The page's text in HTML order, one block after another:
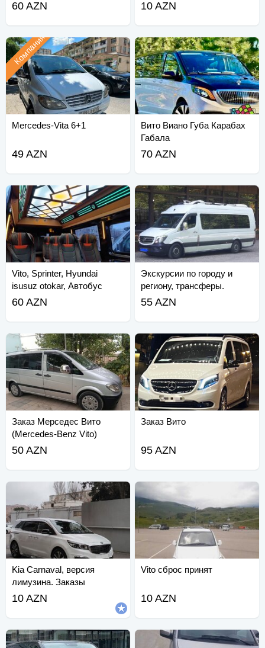
60 AZN 10 AZN
Mercedes-Vita 6+1
Компания
49 AZN
Вито Виано Губа Карабах
Габала
70 AZN
Vito, Sprinter, Hyundai
isusuz otokar, Автобус
60 AZN
Экскурсии по городу и
региону, трансферы.
Спринтер.
55 AZN
Заказ Мерседес Вито
(Mercedes-Benz Vito)
50 AZN
Заказ Вито
95 AZN
Kia Carnaval, версия
лимузина. Заказы
принимаются.
10 AZN
Vito сброс принят
10 AZN